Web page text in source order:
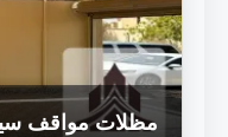
مظلات مواقف